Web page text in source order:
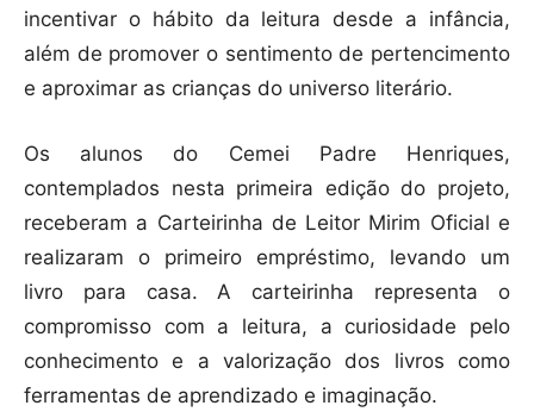
incentivar o hábito da leitura desde a infância,
além de promover o sentimento de pertencimento
e aproximar as crianças do universo literário.
Os alunos do Cemei Padre Henriques,
contemplados nesta primeira edição do projeto,
receberam a Carteirinha de Leitor Mirim Oficial e
realizaram o primeiro empréstimo, levando um
livro para casa. A carteirinha representa o
compromisso com a leitura, a curiosidade pelo
conhecimento e a valorização dos livros como
ferramentas de aprendizado e imaginação.